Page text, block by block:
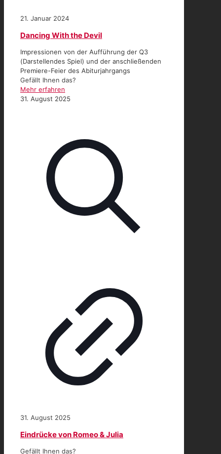
21. Januar 2024
Dancing With the Devil
Impressionen von der Aufführung der Q3
(Darstellendes Spiel) und der anschließenden
Premiere-Feier des Abiturjahrgangs
Gefällt Ihnen das?
Mehr erfahren
31. August 2025
31. August 2025
Eindrücke von Romeo & Julia
Gefällt Ihnen das?